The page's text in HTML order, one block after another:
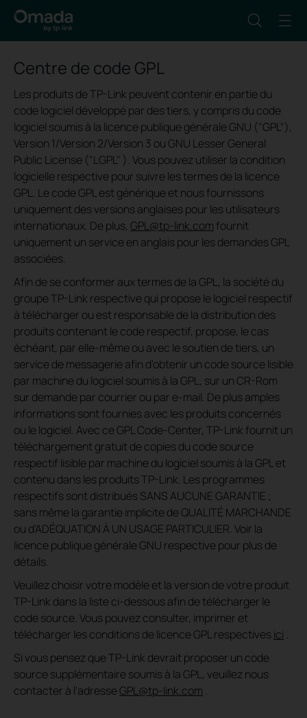
Centre de code GPL
Les produits de TP-Link peuvent contenir en partie du
code logiciel développé par des tiers, y compris du code
logiciel soumis à la licence publique générale GNU ("GPL"),
Version 1/Version 2/Version 3 ou GNU Lesser General
Public License ("LGPL" ). Vous pouvez utiliser la condition
logicielle respective pour suivre les termes de la licence
GPL. Le code GPL est générique et nous fournissons
uniquement des versions anglaises pour les utilisateurs
internationaux. De plus, GPL@tp-link.com fournit
uniquement un service en anglais pour les demandes GPL
associées.
Afin de se conformer aux termes de la GPL, la société du
groupe TP-Link respective qui propose le logiciel respectif
à télécharger ou est responsable de la distribution des
produits contenant le code respectif, propose, le cas
échéant, par elle-même ou avec le soutien de tiers, un
service de messagerie afin d'obtenir un code source lisible
par machine du logiciel soumis à la GPL, sur un CR-Rom
sur demande par courrier ou par e-mail. De plus amples
informations sont fournies avec les produits concernés
ou le logiciel. Avec ce GPL Code-Center, TP-Link fournit un
téléchargement gratuit de copies du code source
respectif lisible par machine du logiciel soumis à la GPL et
contenu dans les produits TP-Link. Les programmes
respectifs sont distribués SANS AUCUNE GARANTIE ;
sans même la garantie implicite de QUALITÉ MARCHANDE
ou d'ADÉQUATION À UN USAGE PARTICULIER. Voir la
licence publique générale GNU respective pour plus de
détails.
Veuillez choisir votre modèle et la version de votre produit
TP-Link dans la liste ci-dessous afin de télécharger le
code source. Vous pouvez consulter, imprimer et
télécharger les conditions de licence GPL respectivesici .
Si vous pensez que TP-Link devrait proposer un code
source supplémentaire soumis à la GPL, veuillez nous
contacter à l'adresseGPL@tp-link.com .